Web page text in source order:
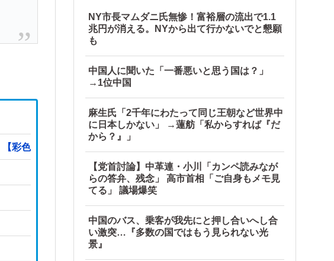
彩色原型公開】
NY市長マムダニ氏無惨！富裕層の流出で1.1
兆円が消える。NYから出て行かないでと懇願
も
中国人に聞いた「一番悪いと思う国は？」
→1位中国
麻生氏「2千年にわたって同じ王朝など世界中
に日本しかない」 →蓮舫「私からすれば『だ
から？』」
【党首討論】中革連・小川「カンペ読みなが
らの答弁、残念」 高市首相「ご自身もメモ見
てる」 議場爆笑
中国のバス、乗客が我先にと押し合いへし合
い激突…『多数の国ではもう見られない光
景』